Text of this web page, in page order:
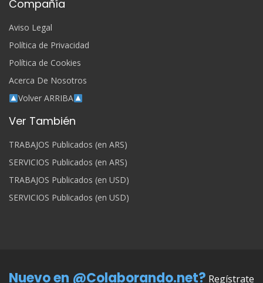
Compañía
Aviso Legal
Política de Privacidad
Política de Cookies
Acerca De Nosotros
Volver ARRIBA
Ver También
TRABAJOS Publicados (en ARS)
SERVICIOS Publicados (en ARS)
TRABAJOS Publicados (en USD)
SERVICIOS Publicados (en USD)
Nuevo en @Colaborando.net? Regístrate